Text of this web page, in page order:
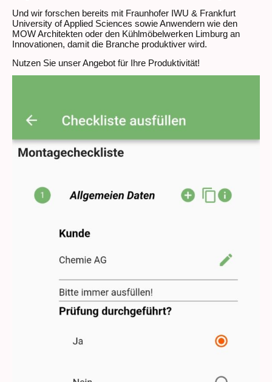
Und wir forschen bereits mit Fraunhofer IWU & Frankfurt
University of Applied Sciences sowie Anwendern wie den
MOW Architekten oder den Kühlmöbelwerken Limburg an
Innovationen, damit die Branche produktiver wird.
Nutzen Sie unser Angebot für Ihre Produktivität!